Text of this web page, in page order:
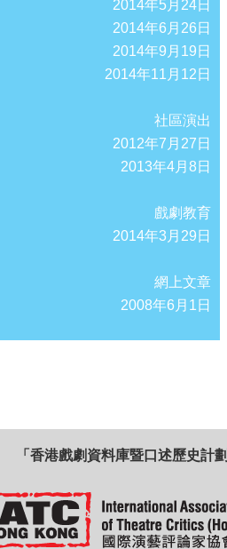
2014年5月24日
2014年6月26日
2014年9月19日
2014年11月12日
社區演出
2012年7月27日
2013年4月8日
戲劇教育
2014年3月29日
網上文章
2008年6月1日
「香港戲劇資料庫暨口述歷史計